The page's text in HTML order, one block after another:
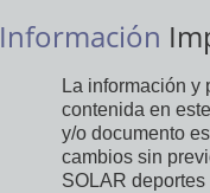
Información
La información y
contenida en
y/o documento
cambios sin
SOLAR